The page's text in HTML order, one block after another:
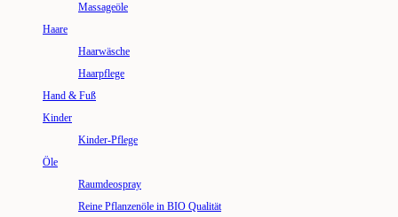
Massageöle
Haare
Haarwäsche
Haarpflege
Hand & Fuß
Kinder
Kinder-Pflege
Öle
Raumdeospray
Reine Pflanzenöle in BIO Qualität